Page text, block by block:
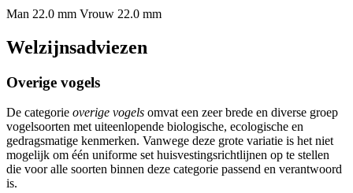
Man 22.0 mm Vrouw 22.0 mm
Welzijnsadviezen
Overige vogels
De categorie overige vogels omvat een zeer brede en diverse groep
vogelsoorten met uiteenlopende biologische, ecologische en
gedragsmatige kenmerken. Vanwege deze grote variatie is het niet
mogelijk om één uniforme set huisvestingsrichtlijnen op te stellen
die voor alle soorten binnen deze categorie passend en verantwoord
is.